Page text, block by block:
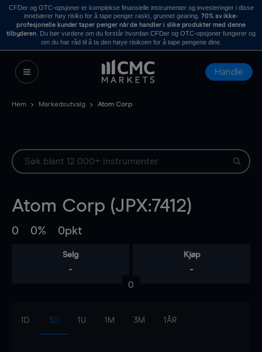
CFDer og OTC-opsjoner er komplekse finansielle instrumenter og investeringer i disse
innebærer høy risiko for å tape penger raskt, grunnet gearing. 70% av ikke-
profesjonelle kunder taper penger når de handler i slike produkter med denne
tilbyderen . Du bør vurdere om du forstår hvordan CFDer og OTC-opsjoner fungerer og
om du har råd til å ta den høye risikoen for å tape pengene dine.
Handle
Hem Markedsutvalg Atom Corp
Atom Corp (JPX:7412)
0 0% 0pkt
Selg
-
Kjøp
-
0
1D 3D 1U 1M 3M 1ÅR